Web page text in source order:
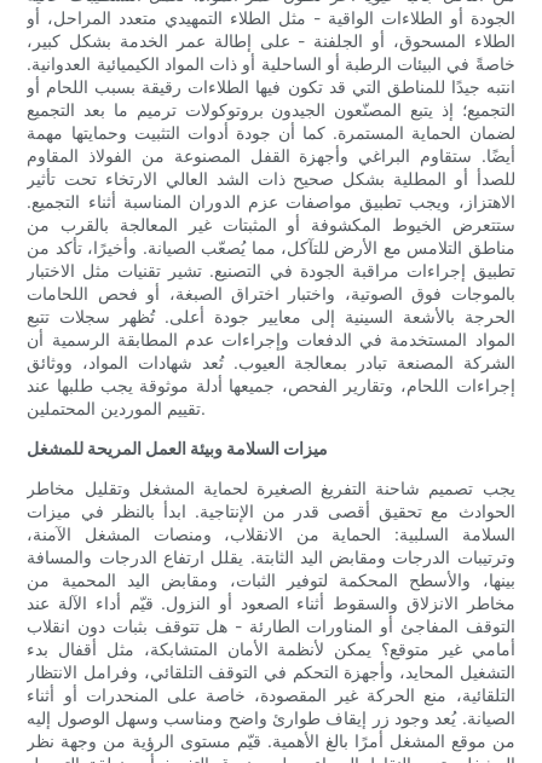
الجودة أو الطلاءات الواقية - مثل الطلاء التمهيدي متعدد المراحل، أو
الطلاء المسحوق، أو الجلفنة - على إطالة عمر الخدمة بشكل كبير،
خاصةً في البيئات الرطبة أو الساحلية أو ذات المواد الكيميائية العدوانية.
انتبه جيدًا للمناطق التي قد تكون فيها الطلاءات رقيقة بسبب اللحام أو
التجميع؛ إذ يتبع المصنّعون الجيدون بروتوكولات ترميم ما بعد التجميع
لضمان الحماية المستمرة. كما أن جودة أدوات التثبيت وحمايتها مهمة
أيضًا. ستقاوم البراغي وأجهزة القفل المصنوعة من الفولاذ المقاوم
للصدأ أو المطلية بشكل صحيح ذات الشد العالي الارتخاء تحت تأثير
الاهتزاز، ويجب تطبيق مواصفات عزم الدوران المناسبة أثناء التجميع.
ستتعرض الخيوط المكشوفة أو المثبتات غير المعالجة بالقرب من
مناطق التلامس مع الأرض للتآكل، مما يُصعّب الصيانة. وأخيرًا، تأكد من
تطبيق إجراءات مراقبة الجودة في التصنيع. تشير تقنيات مثل الاختبار
بالموجات فوق الصوتية، واختبار اختراق الصبغة، أو فحص اللحامات
الحرجة بالأشعة السينية إلى معايير جودة أعلى. تُظهر سجلات تتبع
المواد المستخدمة في الدفعات وإجراءات عدم المطابقة الرسمية أن
الشركة المصنعة تبادر بمعالجة العيوب. تُعد شهادات المواد، ووثائق
إجراءات اللحام، وتقارير الفحص، جميعها أدلة موثوقة يجب طلبها عند
تقييم الموردين المحتملين.
ميزات السلامة وبيئة العمل المريحة للمشغل
يجب تصميم شاحنة التفريغ الصغيرة لحماية المشغل وتقليل مخاطر
الحوادث مع تحقيق أقصى قدر من الإنتاجية. ابدأ بالنظر في ميزات
السلامة السلبية: الحماية من الانقلاب، ومنصات المشغل الآمنة،
وترتيبات الدرجات ومقابض اليد الثابتة. يقلل ارتفاع الدرجات والمسافة
بينها، والأسطح المحكمة لتوفير الثبات، ومقابض اليد المحمية من
مخاطر الانزلاق والسقوط أثناء الصعود أو النزول. قيّم أداء الآلة عند
التوقف المفاجئ أو المناورات الطارئة - هل تتوقف بثبات دون انقلاب
أمامي غير متوقع؟ يمكن لأنظمة الأمان المتشابكة، مثل أقفال بدء
التشغيل المحايد، وأجهزة التحكم في التوقف التلقائي، وفرامل الانتظار
التلقائية، منع الحركة غير المقصودة، خاصة على المنحدرات أو أثناء
الصيانة. يُعد وجود زر إيقاف طوارئ واضح ومناسب وسهل الوصول إليه
من موقع المشغل أمرًا بالغ الأهمية. قيّم مستوى الرؤية من وجهة نظر